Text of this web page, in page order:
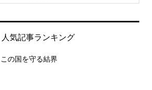
人気記事ランキング
この国を守る結界